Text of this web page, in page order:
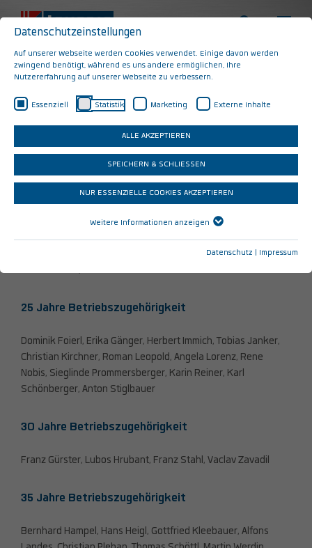
Ehrungen 2023
Wir wünschen unseren Geburtstagskindern von Herzen alles
Gute und danken unseren langjährigen Mitarbeiter*innen für
ihre Treue und ihr Engagement!
20 Jahre Betriebszugehörigkeit
Marion Götz, Stefan Grimm, Udo Jahn, Mario Kuchar, Detlef
Nickchen, Matthias Rust, Martina Schneider, Hans
Wittenzellner, Markus Zimmermann
25 Jahre Betriebszugehörigkeit
Dominik Foierl, Erika Gänger, Herbert Immich, Tobias Janker,
Christian Kirchner, Roman Leopold, Angela Lorenz, Rene
Nobis, Sieglinde Prommersberger, Karin Reiner, Karl
Schönberger, Anton Stiglbauer
30 Jahre Betriebszugehörigkeit
Franz Gürster, Lubos Hrubant, Franz Stahl, Vaclav Zavadil
35 Jahre Betriebszugehörigkeit
Bernhard Hampel, Hans Heigl, Gottfried Kleebauer, Alfons
Datenschutzeinstellungen
Auf unserer Webseite werden Cookies verwendet. Einige davon werden
zwingend benötigt, während es uns andere ermöglichen, Ihre
Nutzererfahrung auf unserer Webseite zu verbessern.
Essenziell Statistik Marketing Externe Inhalte
ALLE AKZEPTIEREN
SPEICHERN & SCHLIESSEN
NUR ESSENZIELLE COOKIES AKZEPTIEREN
Weitere Informationen anzeigen
Datenschutz Impressum